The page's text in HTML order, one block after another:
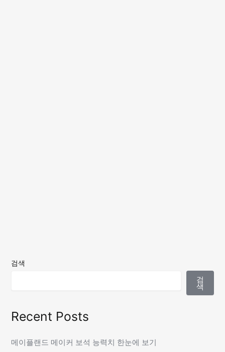
검색
검
색
Recent Posts
메이플랜드 메이커 보석 능력치 한눈에 보기